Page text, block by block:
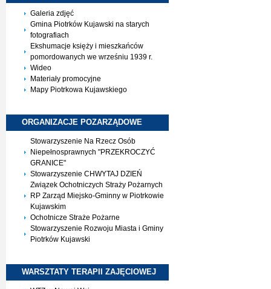
Galeria zdjęć
Gmina Piotrków Kujawski na starych
fotografiach
Ekshumacje księży i mieszkańców
pomordowanych we wrześniu 1939 r.
Wideo
Materiały promocyjne
Mapy Piotrkowa Kujawskiego
ORGANIZACJE POZARZĄDOWE
Stowarzyszenie Na Rzecz Osób
Niepełnosprawnych "PRZEKROCZYĆ
GRANICE"
Stowarzyszenie CHWYTAJ DZIEŃ
Związek Ochotniczych Straży Pożarnych
RP Zarząd Miejsko-Gminny w Piotrkowie
Kujawskim
Ochotnicze Straże Pożarne
Stowarzyszenie Rozwoju Miasta i Gminy
Piotrków Kujawski
WARSZTATY TERAPII ZAJĘCIOWEJ